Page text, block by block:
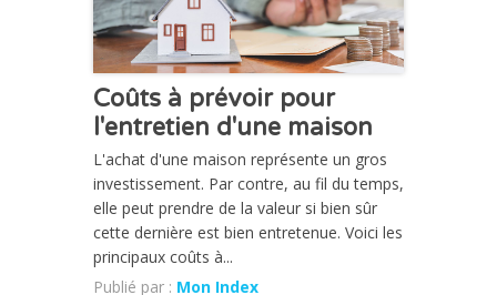
Coûts à prévoir pour
l'entretien d'une maison
L'achat d'une maison représente un gros
investissement. Par contre, au fil du temps,
elle peut prendre de la valeur si bien sûr
cette dernière est bien entretenue. Voici les
principaux coûts à...
Publié par : Mon Index